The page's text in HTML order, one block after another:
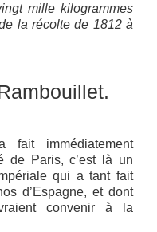
mille kilogrammes
la récolte de 1812 à
immédiatement
de Paris, c’est là un
qui a tant fait
d’Espagne, et dont
convenir à la